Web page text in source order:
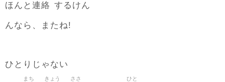
ほんと 連絡 するけん
んなら、またね!
ひとりじゃない
まち きょう ささ ひと